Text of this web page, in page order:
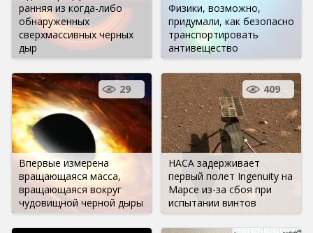
ранняя из когда-либо
обнаруженных
сверхмассивных черных
дыр
Физики, возможно,
придумали, как безопасно
транспортировать
антивещество
Впервые измерена
вращающаяся масса,
вращающаяся вокруг
чудовищной черной дыры
29
НАСА задерживает
первый полет Ingenuity на
Марсе из-за сбоя при
испытании винтов
409